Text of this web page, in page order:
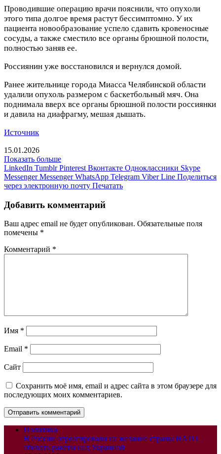
Проводившие операцию врачи пояснили, что опухоли
этого типа долгое время растут бессимптомно. У их
пациента новообразование успело сдавить кровеносные
сосуды, а также сместило все органы брюшной полости,
полностью заняв ее.
Россиянин уже восстановился и вернулся домой.
Ранее жительнице города Миасса Челябинской области
удалили опухоль размером с баскетбольный мяч. Она
поднимала вверх все органы брюшной полости россиянки
и давила на диафрагму, мешая дышать.
Источник
15.01.2026
Показать больше
LinkedIn Tumblr Pinterest Вконтакте Одноклассники Skype
Messenger Messenger WhatsApp Telegram Viber Line Поделиться
через электронную почту Печатать
Добавить комментарий
Ваш адрес email не будет опубликован. Обязательные поля
помечены *
Комментарий *
Имя *
Email *
Сайт
Сохранить моё имя, email и адрес сайта в этом браузере для
последующих моих комментариев.
Политика
В России отреагировали на желание страны НАТО
сбивать ракеты над Украиной